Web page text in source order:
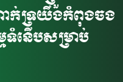
ក់ទ្រយឹងកំពុងចង
នើបសម្រាប់